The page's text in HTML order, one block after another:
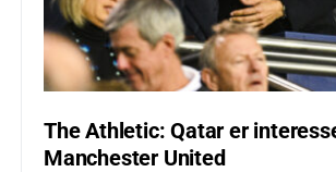
The Athletic: Qatar er
Manchester United